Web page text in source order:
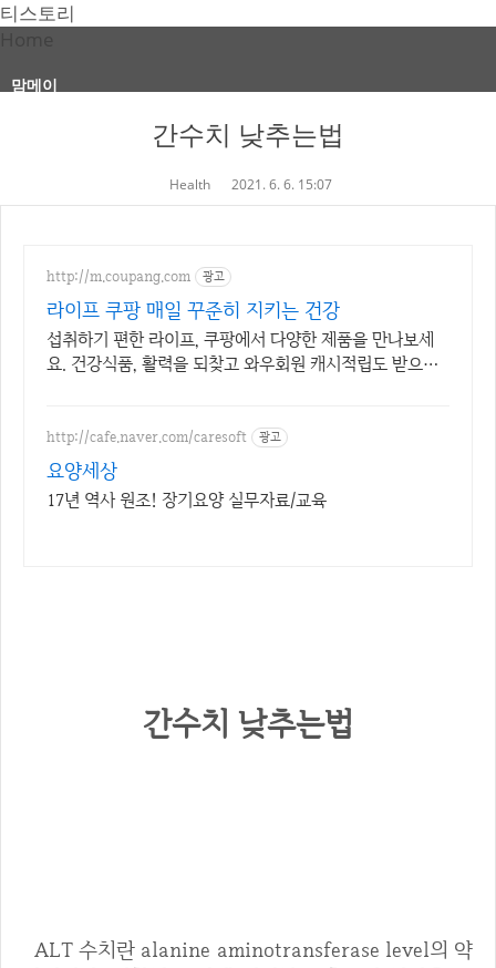
티스토리
맘메이
간수치 낮추는법
Health 2021. 6. 6. 15:07
http://m.coupang.com 광고
라이프 쿠팡 매일 꾸준히 지키는 건강
섭취하기 편한 라이프, 쿠팡에서 다양한 제품을 만나보세
요. 건강식품, 활력을 되찾고 와우회원 캐시적립도 받으세
http://cafe.naver.com/caresoft 광고
요양세상
17년 역사 원조! 장기요양 실무자료/교육
간수치 낮추는법
ALT 수치란 alanine aminotransferase level의 약